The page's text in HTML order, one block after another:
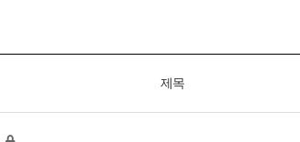
제목